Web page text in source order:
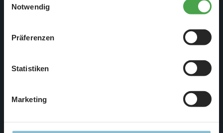
diese Einstellungen jederzeit über die Schaltfläche
zustimmen, beschränken wir uns auf die technisch
notwendigen Cookies. Weitere Informationen finden Sie in
Notwendig
Präferenzen
Statistiken
Marketing